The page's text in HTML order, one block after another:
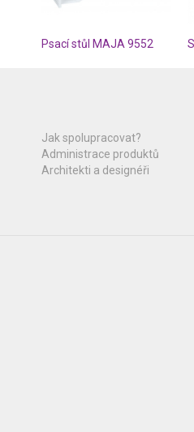
Psací stůl MAJA 9552
Jak spolupracovat?
Administrace produktů
Architekti a designéři